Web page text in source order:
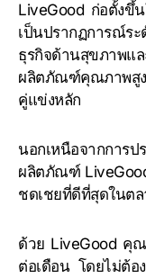
LiveGood ก่อตั้งขึ้
เป็นปรากฏการณ์ร
ธุรกิจด้านสุขภาพแ
ผลิตภัณฑ์คุณภาพสูง
คู่แข่งหลัก
นอกเหนือจากการ
ผลิตภัณฑ์
ชดเชยที่ดีที่สุดในต
ด้วย LiveGood คุ
ต่อเดือน โดยไม่ต้